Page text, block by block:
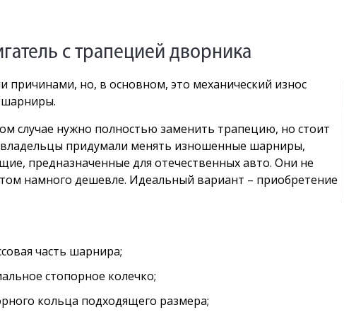
с трапецией дворника
причинами, но, в основном, это механический износ
шарниры.
случае нужно полностью заменить трапецию, но стоит
придумали менять изношенные шарниры,
предназначенные для отечественных авто. Они не
намного дешевле. Идеальный вариант – приобретение
часть шарнира;
стопорное колечко;
кольца подходящего размера;